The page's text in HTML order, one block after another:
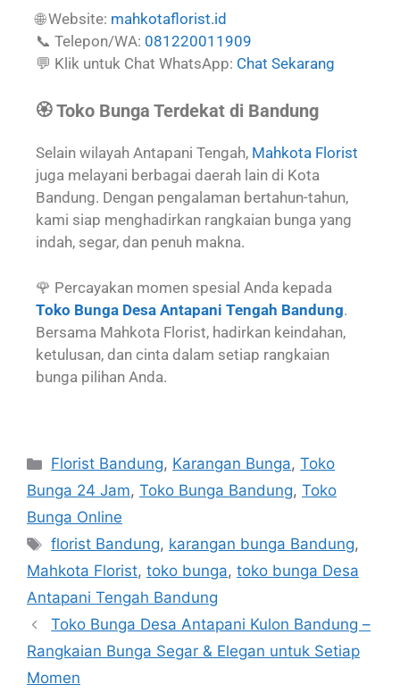
🌐 Website: mahkotaflorist.id
📞 Telepon/WA: 081220011909
💬 Klik untuk Chat WhatsApp: Chat Sekarang
🏵️ Toko Bunga Terdekat di Bandung
Selain wilayah Antapani Tengah, Mahkota Florist
juga melayani berbagai daerah lain di Kota
Bandung. Dengan pengalaman bertahun-tahun,
kami siap menghadirkan rangkaian bunga yang
indah, segar, dan penuh makna.
🌹 Percayakan momen spesial Anda kepada
Toko Bunga Desa Antapani Tengah Bandung.
Bersama Mahkota Florist, hadirkan keindahan,
ketulusan, dan cinta dalam setiap rangkaian
bunga pilihan Anda.
Florist Bandung, Karangan Bunga,Toko
Bunga 24 Jam, Toko Bunga Bandung, Toko
Bunga Online
florist Bandung, karangan bunga Bandung,
Mahkota Florist, toko bunga, toko bunga Desa
Antapani Tengah Bandung
Toko Bunga Desa Antapani Kulon Bandung –
Rangkaian Bunga Segar & Elegan untuk Setiap
Momen